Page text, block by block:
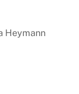
Heymann